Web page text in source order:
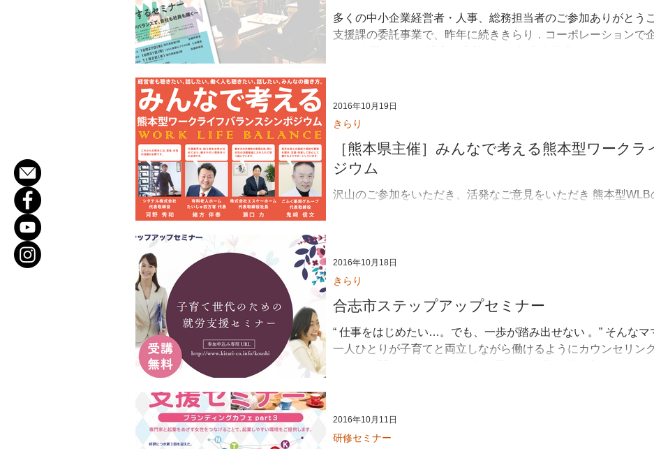
多くの中小企業経営者・人事、総務担当者のご参加ありがとう
支援課の委託事業で、昨年に続ききらり．コーポレーションで
［熊本県主催］みんなで考える熊本型ワーク
ジウム
沢山のご参加をいただき、活発なご意見をいただき 熊本型
きらり
2016年10月19日
合志市ステップアップセミナー
“ 仕事をはじめたい…。でも、一歩が踏み出せない 。” そんな
一人ひとりが子育てと両立しながら働けるようにカウンセリン
きらり
2016年10月18日
研修セミナー
2016年10月11日